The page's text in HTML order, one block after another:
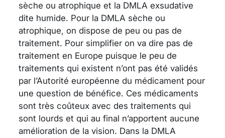
sèche ou atrophique et la DMLA exsudative
dite humide. Pour la DMLA sèche ou
atrophique, on dispose de peu ou pas de
traitement. Pour simplifier on va dire pas de
traitement en Europe puisque le peu de
traitements qui existent n’ont pas été validés
par l’Autorité européenne du médicament pour
une question de bénéfice. Ces médicaments
sont très coûteux avec des traitements qui
sont lourds et qui au final n’apportent aucune
amélioration de la vision. Dans la DMLA